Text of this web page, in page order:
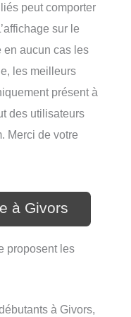
peut comporter
sur le
en aucun cas les
les meilleurs
présent à
des utilisateurs
Merci de votre
à Givors
proposent les
à Givors,